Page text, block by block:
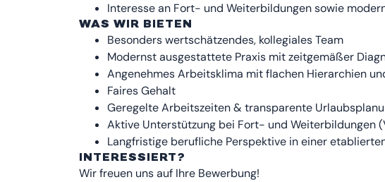
Interesse an Fort- und Weiterbildungen sowie
WAS WIR BIETEN
Besonders wertschätzendes, kollegiales Team
Modernst ausgestattete Praxis mit zeitgemäßer
Angenehmes Arbeitsklima mit flachen Hierarchien
Faires Gehalt
Geregelte Arbeitszeiten & transparente
Aktive Unterstützung bei Fort- und Weiterbildungen
Langfristige berufliche Perspektive in einer
INTERESSIERT?
Wir freuen uns auf Ihre Bewerbung!